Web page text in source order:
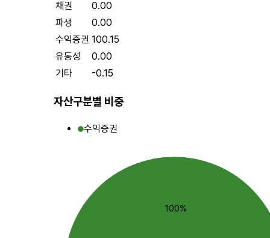
채권
0.00
파생
0.00
수익증권 100.15
유동성
0.00
기타
-0.15
자산구분별 비중
수익증권
100%